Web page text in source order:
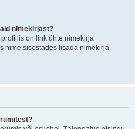
nimekirjast?
on link ühte nimekirja
nime sisestades lisada nimekirja.